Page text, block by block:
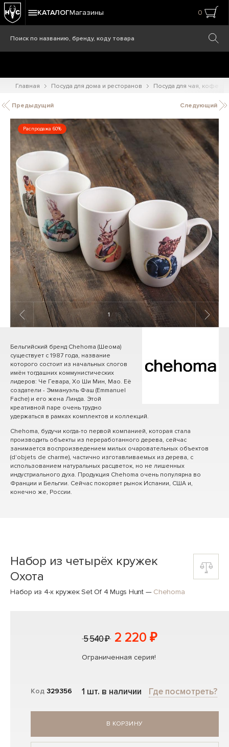
КАТАЛОГМагазины 0
Главная Посуда для дома и ресторанов Посуда для чая, кофе
Предыдущий Следующий
Распродажа 60%
1 / 16
Бельгийский бренд Chehoma (Шеома)
существует с 1987 года, название
которого состоит из начальных слогов
имён тогдашних коммунистических
лидеров: Че Гевара, Хо Ши Мин, Мао. Её
создатели - Эммануэль Фаш (Emmanuel
Fache) и его жена Линда. Этой
креативной паре очень трудно
удержаться в рамках комплектов и коллекций.
Chehoma, будучи когда-то первой компанией, которая стала
производить объекты из переработанного дерева, сейчас
занимается воспроизведением милых очаровательных объектов
(d'objets de charme), частично изготавливаемых из дерева, с
использованием натуральных расцветок, но не лишенных
индустриального духа. Продукция Chehoma очень популярна во
Франции и Бельгии. Сейчас покоряет рынок Испании, США и,
конечно же, России.
Набор из четырёх кружек
Охота
Набор из 4-х кружек Set Of 4 Mugs Hunt— Chehoma
Код 329356
5 540 ₽ 2 220 ₽
Ограниченная серия!
1 шт. в наличии Где посмотреть?
В КОРЗИНУ